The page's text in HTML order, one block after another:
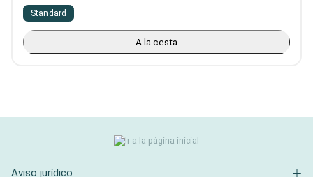
Standard
A la cesta
Aviso jurídico